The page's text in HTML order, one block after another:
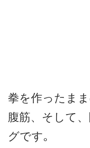
拳を作ったま
腹筋、そして
グです｡